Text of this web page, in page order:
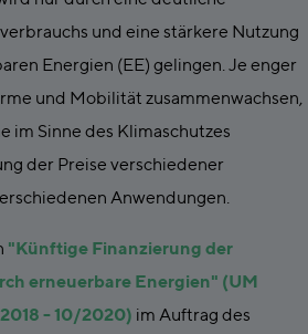
und eine stärkere Nutzung
Energien (EE) gelingen. Je enger
und Mobilität zusammenwachsen,
im Sinne des Klimaschutzes
der Preise verschiedener
Anwendungen.
"Künftige Finanzierung der
erneuerbare Energien" (UM
- 10/2020) im Auftrag des